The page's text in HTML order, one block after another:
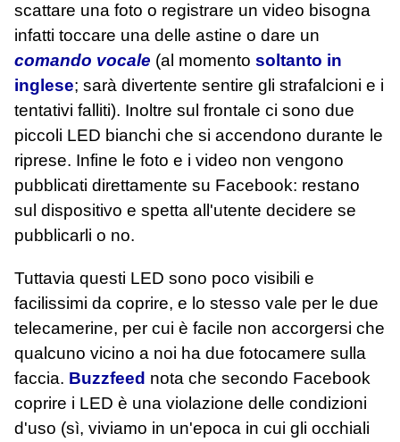
scattare una foto o registrare un video bisogna
infatti toccare una delle astine o dare un
comando vocale (al momento soltanto in
inglese; sarà divertente sentire gli strafalcioni e i
tentativi falliti). Inoltre sul frontale ci sono due
piccoli LED bianchi che si accendono durante le
riprese. Infine le foto e i video non vengono
pubblicati direttamente su Facebook: restano
sul dispositivo e spetta all'utente decidere se
pubblicarli o no.
Tuttavia questi LED sono poco visibili e
facilissimi da coprire, e lo stesso vale per le due
telecamerine, per cui è facile non accorgersi che
qualcuno vicino a noi ha due fotocamere sulla
faccia. Buzzfeed nota che secondo Facebook
coprire i LED è una violazione delle condizioni
d'uso (sì, viviamo in un'epoca in cui gli occhiali